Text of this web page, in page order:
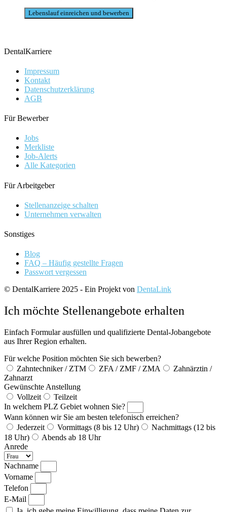
DentalKarriere
Impressum
Kontakt
Datenschutzerklärung
AGB
Für Bewerber
Jobs
Merkliste
Job-Alerts
Alle Kategorien
Für Arbeitgeber
Stellenanzeige schalten
Unternehmen verwalten
Sonstiges
Blog
FAQ – Häufig gestellte Fragen
Passwort vergessen
© DentalKarriere 2025 - Ein Projekt von DentaLink
Ich möchte Stellenangebote erhalten
Einfach Formular ausfüllen und qualifizierte Dental-Jobangebote
aus Ihrer Region erhalten.
Für welche Position möchten Sie sich bewerben?
Zahntechniker / ZTM
ZFA / ZMF / ZMA
Zahnärztin /
Zahnarzt
Gewünschte Anstellung
Vollzeit
Teilzeit
In welchem PLZ Gebiet wohnen Sie?
Wann können wir Sie am besten telefonisch erreichen?
Jederzeit
Vormittags (8 bis 12 Uhr)
Nachmittags (12 bis
18 Uhr)
Abends ab 18 Uhr
Anrede
Nachname
Vorname
Telefon
E-Mail